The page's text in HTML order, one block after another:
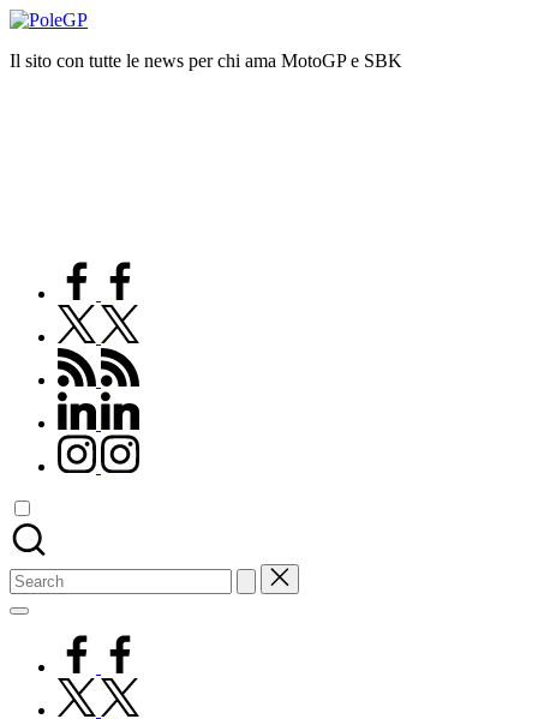
Skip
content
Il sito con tutte le news per chi ama MotoGP e SBK
facebook.com
twitter.com
rss.com
linkedin.com
instagram.com
Search
for:
facebook.com
twitter.com